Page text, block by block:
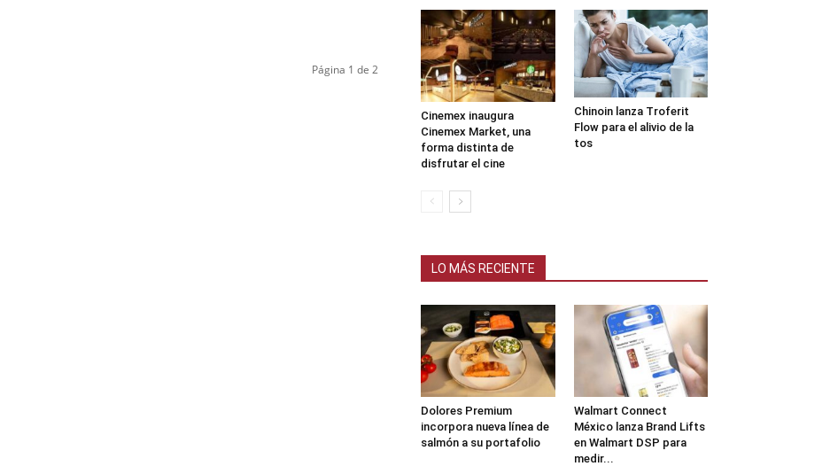
Página 1 de 2
Cinemex inaugura
Cinemex Market, una
forma distinta de
disfrutar el cine
Chinoin lanza Troferit
Flow para el alivio de la
tos
LO MÁS RECIENTE
Dolores Premium
incorpora nueva línea de
salmón a su portafolio
Walmart Connect
México lanza Brand Lifts
en Walmart DSP para
medir...